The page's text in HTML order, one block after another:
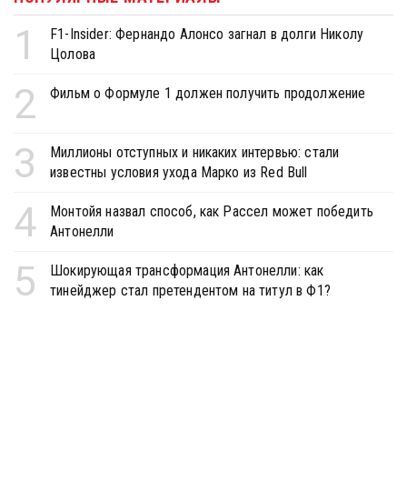
1
F1-Insider: Фернандо Алонсо загнал в долги Николу
Цолова
2 Фильм о Формуле 1 должен получить продолжение
3
Миллионы отступных и никаких интервью: стали
известны условия ухода Марко из Red Bull
4
Монтойя назвал способ, как Рассел может победить
Антонелли
5
Шокирующая трансформация Антонелли: как
тинейджер стал претендентом на титул в Ф1?